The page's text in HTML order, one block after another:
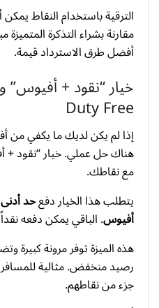
الترقية باستخدام النقاط
مقارنة بشراء التذكرة
أفضل طرق الاسترداد قيمة.
Duty Free
إذا لم يكن لديك ما يكفي من
هناك حل عملي. خيار “نقود
مع نقاطك.
يتطلب هذا الخيار دفع
أفيوس. الباقي يمكن دفعه
هذه الميزة توفر مرونة كبيرة
رصيد منخفض. مثالية
جزء من نقاطهم.